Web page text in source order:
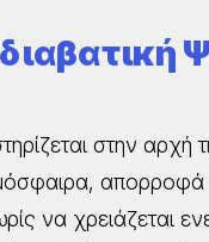
στην
να χρειάζεται